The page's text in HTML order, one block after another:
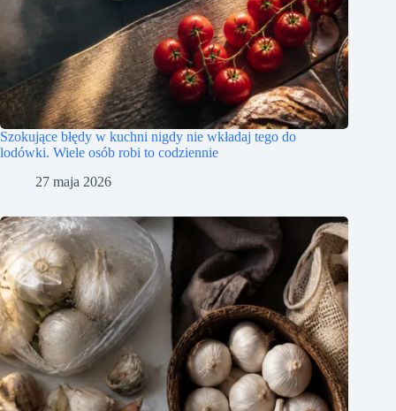
Szokujące błędy w kuchni nigdy nie wkładaj tego do
lodówki. Wiele osób robi to codziennie
27 maja 2026